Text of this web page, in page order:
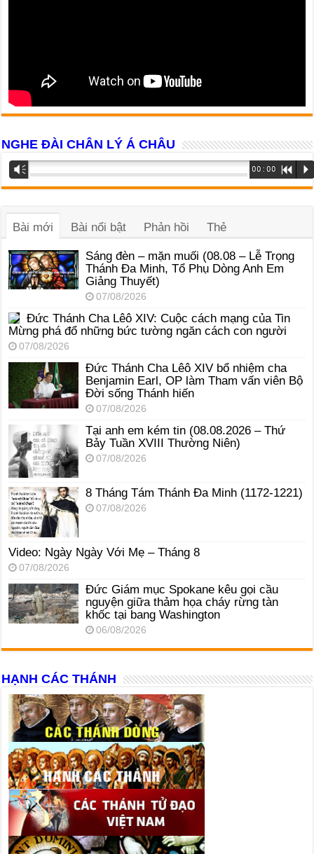
NGHE ĐÀI CHÂN LÝ Á CHÂU
Trình
phát
âm
Vm 00:00 R P
Bài mới Bài nổi bật Phản hồi Thẻ
Sáng đèn – mặn muối (08.08 – Lễ Trọng
Thánh Đa Minh, Tổ Phụ Dòng Anh Em
Giảng Thuyết)
07/08/2026
Đức Thánh Cha Lêô XIV: Cuộc cách mạng của Tin
Mừng phá đổ những bức tường ngăn cách con người
07/08/2026
Đức Thánh Cha Lêô XIV bổ nhiệm cha
Benjamin Earl, OP làm Tham vấn viên Bộ
Đời sống Thánh hiến
07/08/2026
Tại anh em kém tin (08.08.2026 – Thứ
Bảy Tuần XVIII Thường Niên)
07/08/2026
8 Tháng Tám Thánh Ða Minh (1172-1221)
07/08/2026
Video: Ngày Ngày Với Mẹ – Tháng 8
07/08/2026
Đức Giám mục Spokane kêu gọi cầu
nguyện giữa thảm họa cháy rừng tàn
khốc tại bang Washington
06/08/2026
HẠNH CÁC THÁNH